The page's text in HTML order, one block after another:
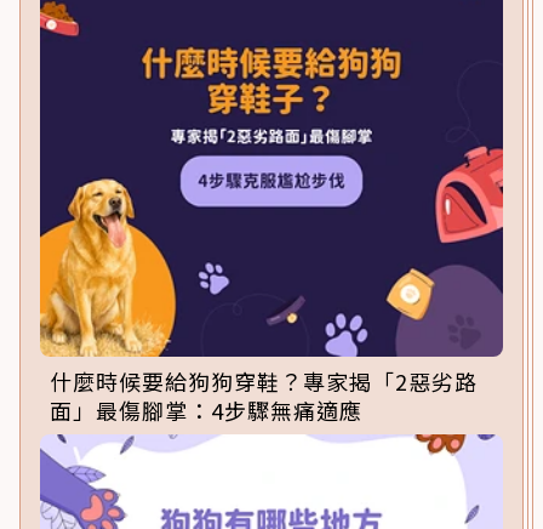
什麼時候要給狗狗穿鞋？專家揭「2惡劣路
面」最傷腳掌：4步驟無痛適應